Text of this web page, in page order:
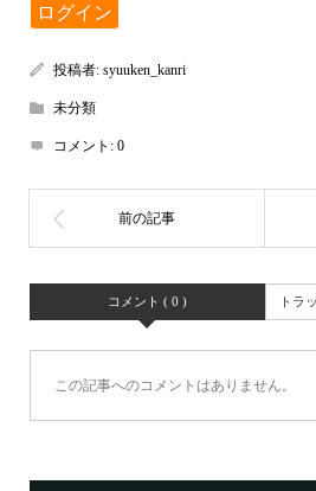
ログイン
投稿者: syuuken_kanri
未分類
コメント: 0
コメント ( 0 ) トラ
この記事へのコメントはありません。